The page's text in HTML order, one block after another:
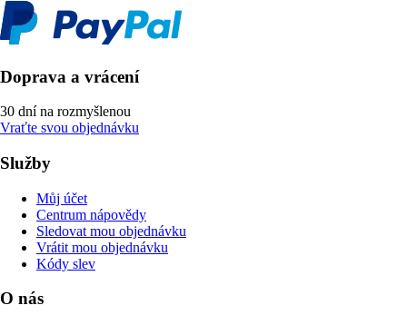
Doprava a vrácení
30 dní na rozmyšlenou
Vraťte svou objednávku
Služby
Můj účet
Centrum nápovědy
Sledovat mou objednávku
Vrátit mou objednávku
Kódy slev
O nás